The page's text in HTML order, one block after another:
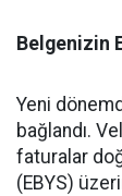
Belgenizin
Yeni
bağlandı.
faturalar
(EBYS)